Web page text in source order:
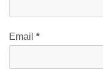
Email *